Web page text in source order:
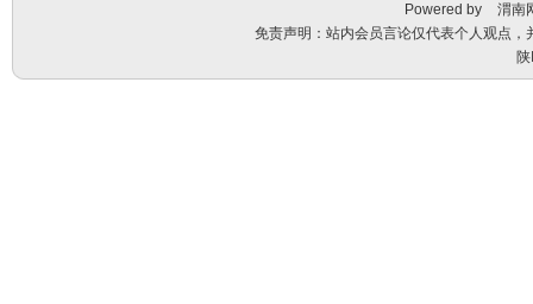
学
临
幼儿
Powered by
渭南
免责声明：站内会员言论仅代表个人观点